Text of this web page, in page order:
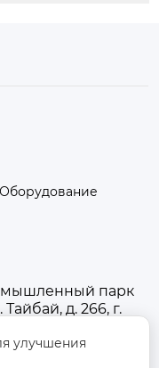
парк
д. 266, г.
улучшения